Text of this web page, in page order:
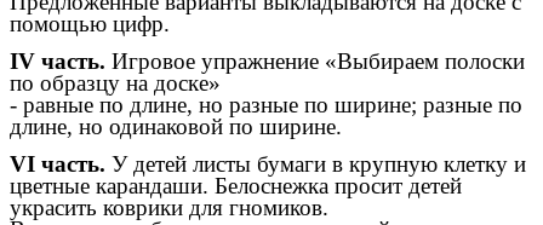
помощью цифр.
IV часть. Игровое упражнение «Выбираем полоски
по образцу на доске»
- равные по длине, но разные по ширине; разные по
длине, но одинаковой по ширине.
VI часть. У детей листы бумаги в крупную клетку и
цветные карандаши. Белоснежка просит детей
украсить коврики для гномиков.